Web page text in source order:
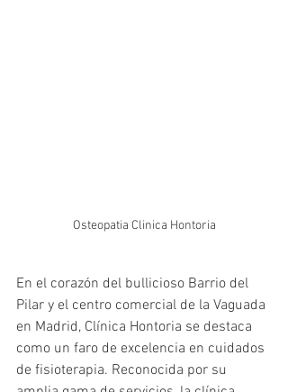
Osteopatia Clinica Hontoria
En el corazón del bullicioso Barrio del
Pilar y el centro comercial de la Vaguada
en Madrid, Clínica Hontoria se destaca
como un faro de excelencia en cuidados
de fisioterapia. Reconocida por su